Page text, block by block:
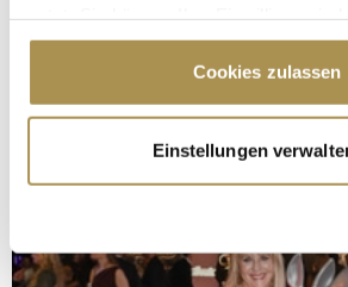
Cookie-Erklärung oder durch Klicken
Trigger Symbol ändern oder widerrufen
Informationen über Ihre
erfassen, welche bis auf einige
bestimmten Merkmalen
Cookies zulassen
Einstellungen